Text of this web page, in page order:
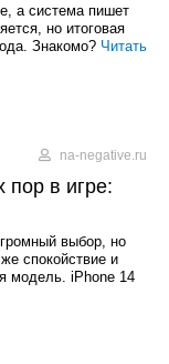
а система пишет
но итоговая
Знакомо? Читать
na-negative.ru
пор в игре:
выбор, но
спокойствие и
модель. iPhone 14